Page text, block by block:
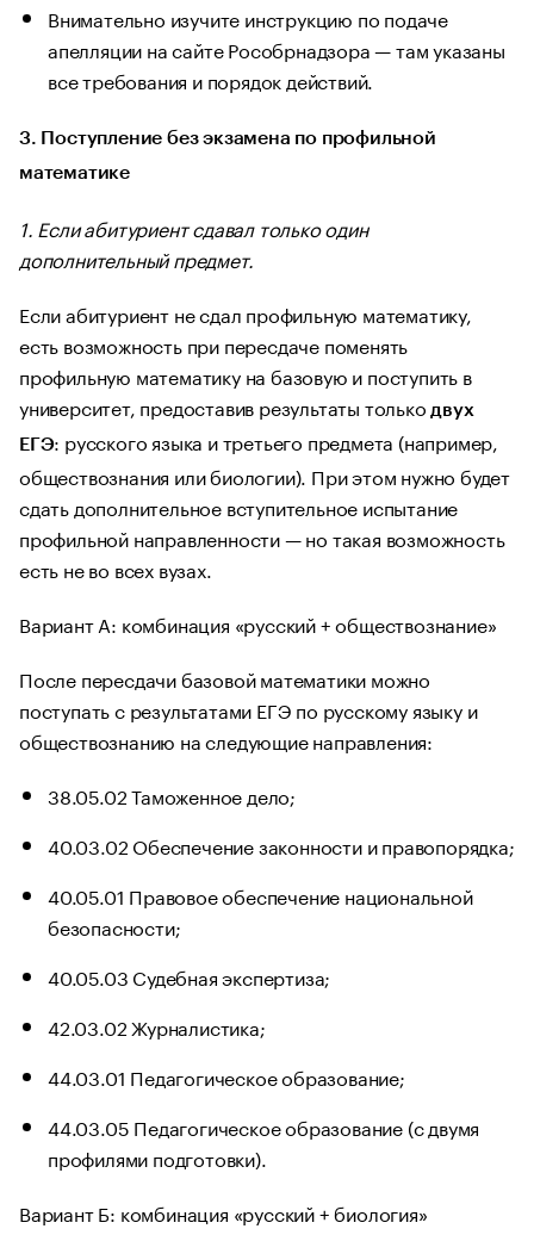
Внимательно изучите инструкцию по подаче
апелляции на сайте Рособрнадзора — там указаны
все требования и порядок действий.
3. Поступление без экзамена по профильной
математике
1. Если абитуриент сдавал только один
дополнительный предмет.
Если абитуриент не сдал профильную математику,
есть возможность при пересдаче поменять
профильную математику на базовую и поступить в
университет, предоставив результаты только двух
ЕГЭ: русского языка и третьего предмета (например,
обществознания или биологии). При этом нужно будет
сдать дополнительное вступительное испытание
профильной направленности — но такая возможность
есть не во всех вузах.
Вариант А: комбинация «русский + обществознание»
После пересдачи базовой математики можно
поступать с результатами ЕГЭ по русскому языку и
обществознанию на следующие направления:
38.05.02 Таможенное дело;
40.03.02 Обеспечение законности и правопорядка;
40.05.01 Правовое обеспечение национальной
безопасности;
40.05.03 Судебная экспертиза;
42.03.02 Журналистика;
44.03.01 Педагогическое образование;
44.03.05 Педагогическое образование (с двумя
профилями подготовки).
Вариант Б: комбинация «русский + биология»